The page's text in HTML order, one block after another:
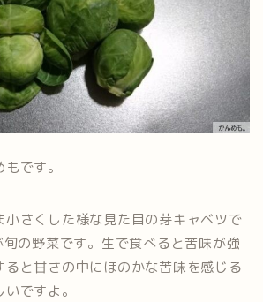
です。
小さくした様な見た目の芽キャベツで
の野菜です。生で食べると苦味が強
ると甘さの中にほのかな苦味を感じる
ですよ。